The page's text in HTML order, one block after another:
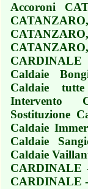
Accoroni
Caldaie
Caldaie
Intervento
Sostituzione
Caldaie
Caldaie
Caldaie
CARDINALE
CARDINALE